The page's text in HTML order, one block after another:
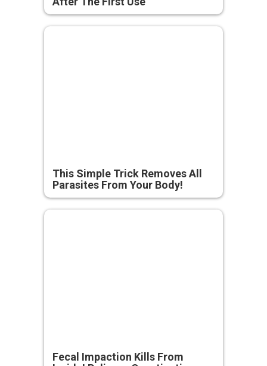
This Simple Trick Removes All
Parasites From Your Body!
Fecal Impaction Kills From